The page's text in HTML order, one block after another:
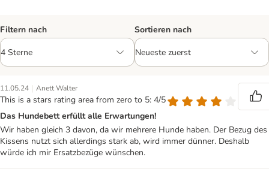
Filtern nach Sortieren nach
11.05.24 | Anett Walter
This is a stars rating area from zero to 5: 4/5
Das Hundebett erfüllt alle Erwartungen!
Wir haben gleich 3 davon, da wir mehrere Hunde haben. Der Bezug des
Kissens nutzt sich allerdings stark ab, wird immer dünner. Deshalb
würde ich mir Ersatzbezüge wünschen.